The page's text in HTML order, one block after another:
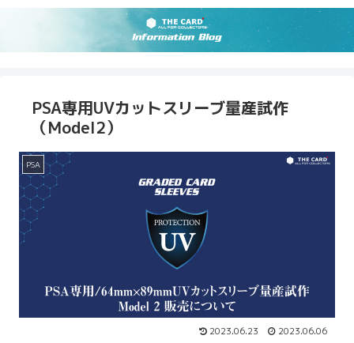
PSA専用UVカットスリーブ量産試作
（Model2）
PSA
2023.06.23 2023.06.06